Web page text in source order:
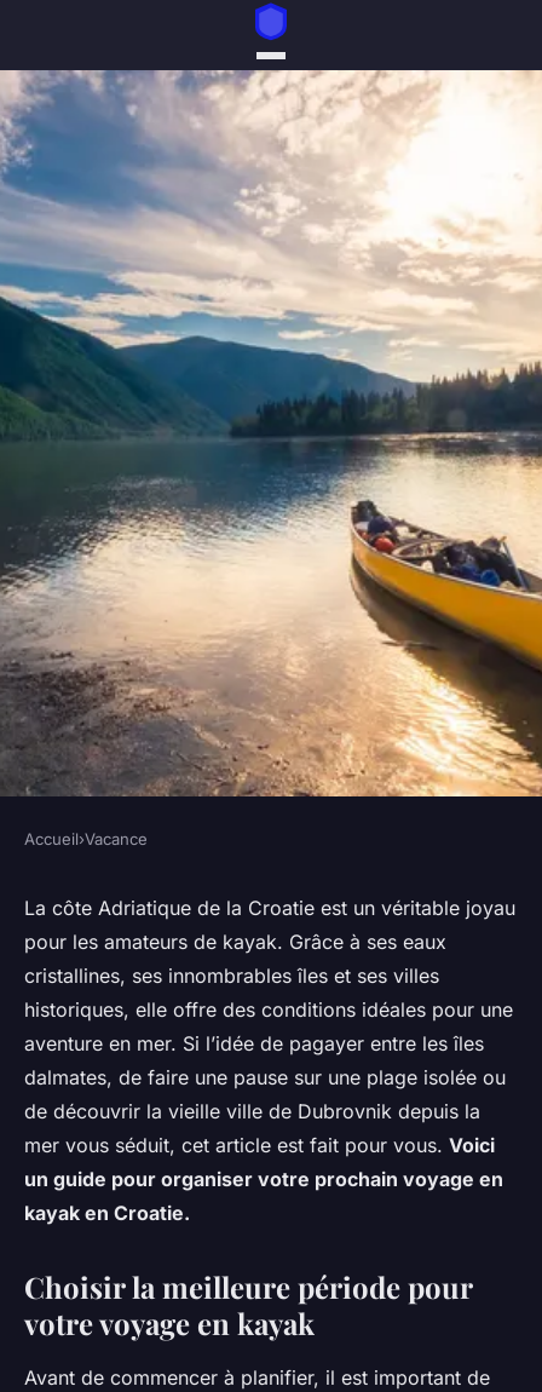
Comment organiser un voyage
en kayak de mer le long de la
côte de la Croatie ?
Chloé•3 janvier 2024 •6 min de lecture
Accueil›Vacance
La côte Adriatique de la Croatie est un véritable joyau
pour les amateurs de kayak. Grâce à ses eaux
cristallines, ses innombrables îles et ses villes
historiques, elle offre des conditions idéales pour une
aventure en mer. Si l’idée de pagayer entre les îles
dalmates, de faire une pause sur une plage isolée ou
de découvrir la vieille ville de Dubrovnik depuis la
mer vous séduit, cet article est fait pour vous. Voici
un guide pour organiser votre prochain voyage en
kayak en Croatie.
Choisir la meilleure période pour
votre voyage en kayak
Avant de commencer à planifier, il est important de